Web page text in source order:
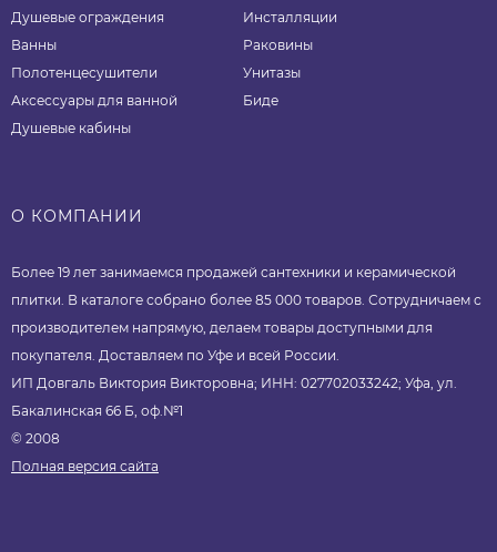
Душевые ограждения
Ванны
Полотенцесушители
Аксессуары для ванной
Душевые кабины
Инсталляции
Раковины
Унитазы
Биде
О КОМПАНИИ
Более 19 лет занимаемся продажей сантехники и керамической
плитки. В каталоге собрано более 85 000 товаров. Сотрудничаем с
производителем напрямую, делаем товары доступными для
покупателя. Доставляем по Уфе и всей России.
ИП Довгаль Виктория Викторовна; ИНН: 027702033242; Уфа, ул.
Бакалинская 66 Б, оф.№1
© 2008
Полная версия сайта